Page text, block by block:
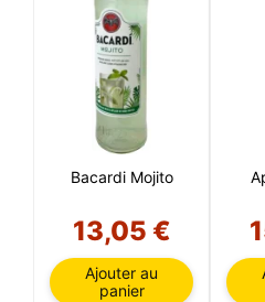
Bacardi Mojito
13,05 €
Ajouter au
panier